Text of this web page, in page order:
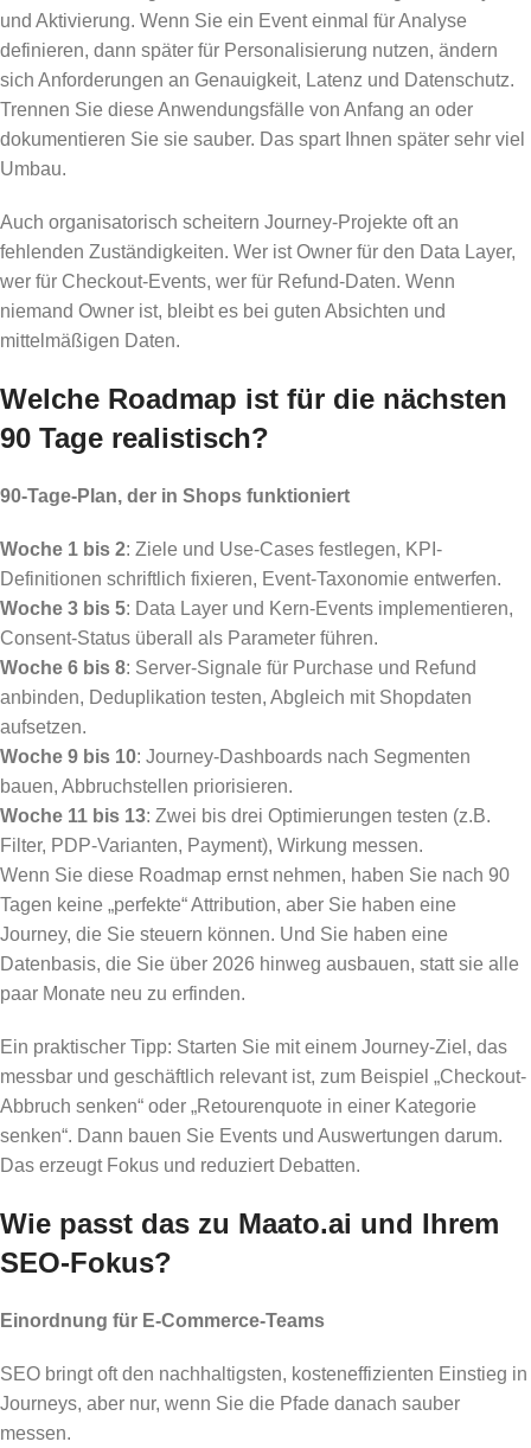
und Aktivierung. Wenn Sie ein Event einmal für Analyse
definieren, dann später für Personalisierung nutzen, ändern
sich Anforderungen an Genauigkeit, Latenz und Datenschutz.
Trennen Sie diese Anwendungsfälle von Anfang an oder
dokumentieren Sie sie sauber. Das spart Ihnen später sehr viel
Umbau.
Auch organisatorisch scheitern Journey-Projekte oft an
fehlenden Zuständigkeiten. Wer ist Owner für den Data Layer,
wer für Checkout-Events, wer für Refund-Daten. Wenn
niemand Owner ist, bleibt es bei guten Absichten und
mittelmäßigen Daten.
Welche Roadmap ist für die nächsten
90 Tage realistisch?
90-Tage-Plan, der in Shops funktioniert
Woche 1 bis 2: Ziele und Use-Cases festlegen, KPI-
Definitionen schriftlich fixieren, Event-Taxonomie entwerfen.
Woche 3 bis 5: Data Layer und Kern-Events implementieren,
Consent-Status überall als Parameter führen.
Woche 6 bis 8: Server-Signale für Purchase und Refund
anbinden, Deduplikation testen, Abgleich mit Shopdaten
aufsetzen.
Woche 9 bis 10: Journey-Dashboards nach Segmenten
bauen, Abbruchstellen priorisieren.
Woche 11 bis 13: Zwei bis drei Optimierungen testen (z.B.
Filter, PDP-Varianten, Payment), Wirkung messen.
Wenn Sie diese Roadmap ernst nehmen, haben Sie nach 90
Tagen keine „perfekte“ Attribution, aber Sie haben eine
Journey, die Sie steuern können. Und Sie haben eine
Datenbasis, die Sie über 2026 hinweg ausbauen, statt sie alle
paar Monate neu zu erfinden.
Ein praktischer Tipp: Starten Sie mit einem Journey-Ziel, das
messbar und geschäftlich relevant ist, zum Beispiel „Checkout-
Abbruch senken“ oder „Retourenquote in einer Kategorie
senken“. Dann bauen Sie Events und Auswertungen darum.
Das erzeugt Fokus und reduziert Debatten.
Wie passt das zu Maato.ai und Ihrem
SEO-Fokus?
Einordnung für E-Commerce-Teams
SEO bringt oft den nachhaltigsten, kosteneffizienten Einstieg in
Journeys, aber nur, wenn Sie die Pfade danach sauber
messen.